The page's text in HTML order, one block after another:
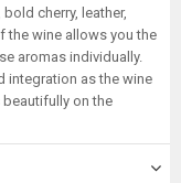
cherry, leather,
the wine allows you the
aromas individually.
integration as the wine
on the